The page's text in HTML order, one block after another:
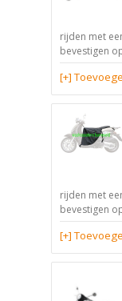
rijden met
bevestigen
[+]
rijden met
bevestigen
[+]